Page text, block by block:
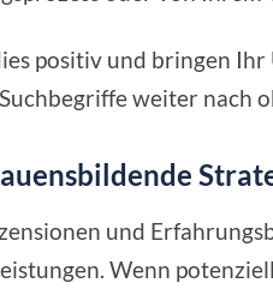
positiv und bringen
weiter nach
und
Wenn